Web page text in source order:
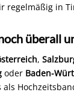
regelmäßig in
überall
,
oder Baden-
als